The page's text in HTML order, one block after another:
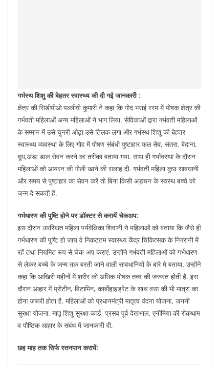
गर्भस्थ शिशु की बेहतर स्वास्थ्य की दी गई जानकारी :
क्षेत्र की सिडीपीओ पल्लीवी कुमारी ने कहा कि गोद भराई रस्म में पोषक क्षेत्र की
गर्भवती महिलाओं अन्य महिलाओं ने भाग लिया. सेविकाओं द्वारा गर्भवती महिलाओं
के सम्मान में उसे चुनरी ओढ़ा उसे तिलक लगा और गर्भस्थ शिशु की बेहतर
स्वास्थ्य व्यवस्था के लिए गोद में पोषण संबंधी पुष्टाहार फल सेव, संतरा, बेदाना,
दूध,अंडा डाल सेवन करने का तरीका बताया गया. साथ ही गर्भावस्था के दौरान
महिलाओं को आयरन की गोली खाने की सलाह दी. गर्भवती महिला कुछ सावधानी
और समय से पुष्टाहार का सेवन करें तो बिना किसी अड़चन के स्वस्थ बच्चे को
जन्म दे सकती हैं.
गर्भधारण की पुष्टि होने पर डॉक्टर से करायें चेकअप:
इस दौरान उपस्थित महिला पर्यवेक्षिका शिवानी ने महिलाओं को बताया कि जैसे ही
गर्भधारण की पुष्टि हो जाय वे निकटतम स्वास्थ्य केंद्र चिकित्सक के निगरानी में
रहें तथा नियमित रूप से चेक-अप कराएं. उन्होंने गर्भवती महिलाओं को गर्भधारण
से लेकर बच्चे के जन्म तक बरती जाने वाली सावधानियों के बारे मे बताया. उन्होंने
कहा कि आखिरी महीनों में शरीर को अधिक पोषक तत्व की जरूरत होती है. इस
दौरान आहार में प्रोटीन, विटामिन, कार्बोहाइड्रेट के साथ वसा की भी मात्रा का
होना जरूरी होता है. महिलाओं को प्रधानमंत्री मातृत्व वंदना योजना, जननी
सुरक्षा योजना, मातृ शिशु सुरक्षा कार्ड, प्रसव पूर्व देखभाल, एनीमिया की रोकथाम
व पौष्टिक आहार के संबंध में जानकारी दी.
छह माह तक सिर्फ स्तनपान करायें: